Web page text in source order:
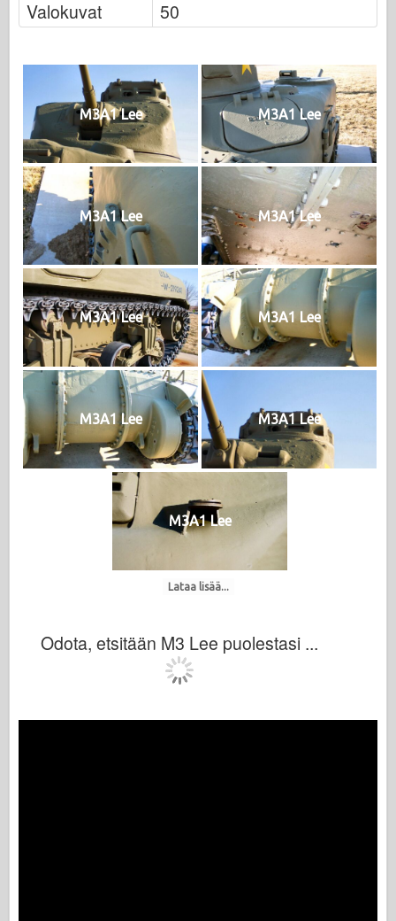
Valokuvat 50
M3A1 Lee M3A1 Lee
M3A1 Lee M3A1 Lee
M3A1 Lee M3A1 Lee
M3A1 Lee M3A1 Lee
M3A1 Lee
Lataa lisää...
Odota, etsitään M3 Lee puolestasi ...